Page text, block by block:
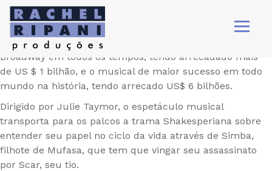
https://youtu.be/BJugKJj5-Ik
É o terceiro musical mais tempo em cartaz na história da
Broadway e a maior bilheteria de uma produção da
Broadway em todos os tempos, tendo arrecadado mais
de US $ 1 bilhão, e o musical de maior sucesso em todo
mundo na história, tendo arrecado US$ 6 bilhões.
Dirigido por Julie Taymor, o espetáculo musical
transporta para os palcos a trama Shakesperiana sobre
entender seu papel no ciclo da vida através de Simba,
filhote de Mufasa, que tem que vingar seu assassinato
por Scar, seu tio.